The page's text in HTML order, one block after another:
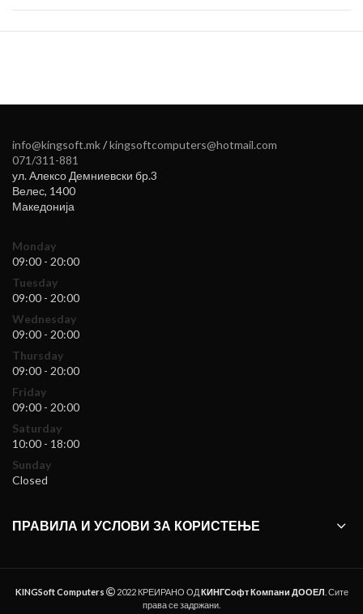
info@kingsoft.mk/kingsoftcomputers@hotmail.com
071/311-881
ул. Алексо Демниевски бр.3
Велес, 1400
Македонија
Monday
09:00 - 20:00
Tuesday
09:00 - 20:00
Wednesday
09:00 - 20:00
Thursday
09:00 - 20:00
Friday
09:00 - 20:00
Saturday
10:00 - 18:00
Sunday
Closed
ПРАВИЛА И УСЛОВИ ЗА КОРИСТЕЊЕ
KINGSoft Computers 2022 КРЕИРАНО ОДКИНГСофт Компани ДООЕЛ . Сите
права се задржани.